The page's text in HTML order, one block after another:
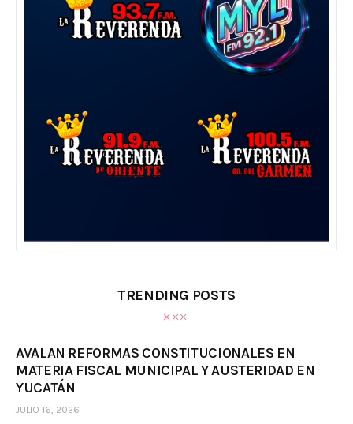
TRENDING POSTS
AVALAN REFORMAS CONSTITUCIONALES EN
MATERIA FISCAL MUNICIPAL Y AUSTERIDAD EN
YUCATÁN
JULIO 16, 2026